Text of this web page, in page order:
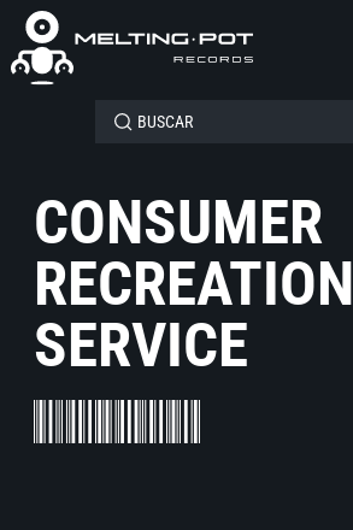
CONSUMER
RECREATION
SERVICE